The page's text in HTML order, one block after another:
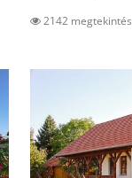
2142 megtekintés